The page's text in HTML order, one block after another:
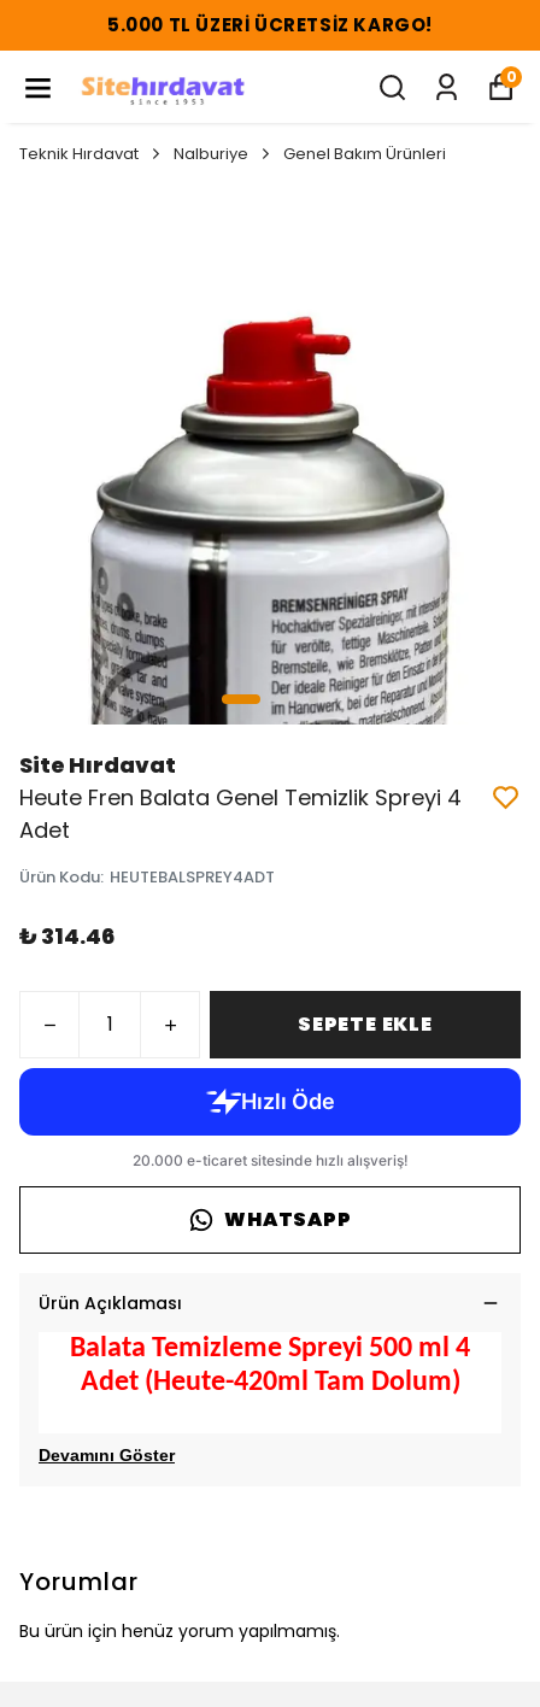
5.000 TL ÜZERI ÜCRETSIZ KARGO!
0
Teknik Hırdavat Nalburiye Genel Bakım Ürünleri
Site Hırdavat
Heute Fren Balata Genel Temizlik Spreyi 4
Adet
Ürün Kodu: HEUTEBALSPREY4ADT
₺ 314.46
SEPETE EKLE
WHATSAPP
Ürün Açıklaması
Balata Temizleme Spreyi 500 ml 4
Adet (Heute-420ml Tam Dolum)
Devamını Göster
Yorumlar
Bu ürün için henüz yorum yapılmamış.